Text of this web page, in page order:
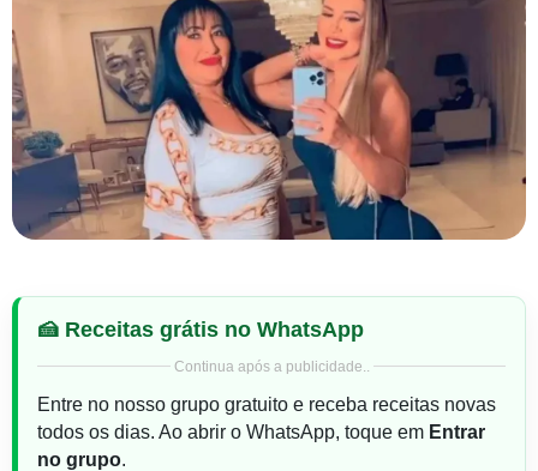
🍰 Receitas grátis no WhatsApp
Continua após a publicidade..
Entre no nosso grupo gratuito e receba receitas novas
todos os dias. Ao abrir o WhatsApp, toque em Entrar
no grupo.